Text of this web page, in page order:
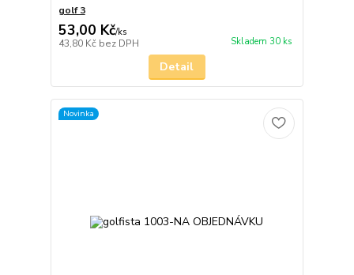
golf 3
53,00 Kč/ks
43,80 Kč bez DPH Skladem 30 ks
Detail
Novinka